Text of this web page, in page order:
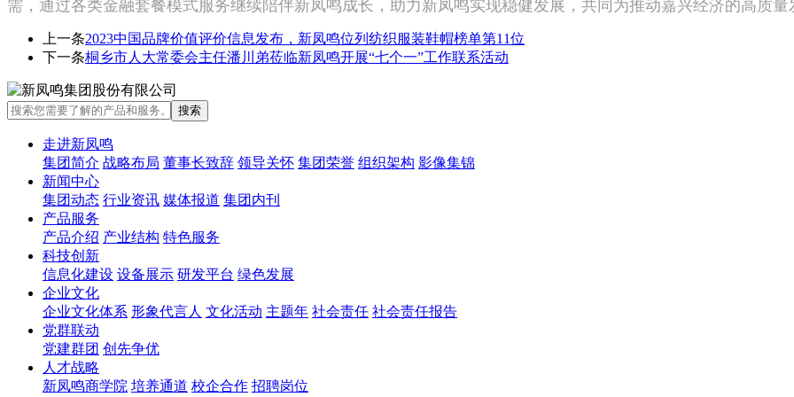
需，通过各类金融套餐模式服务继续陪伴新凤鸣成长，助力新凤鸣实现稳健发展，共同为推动嘉兴经济的高质量
上一条2023中国品牌价值评价信息发布，新凤鸣位列纺织服装鞋帽榜单第11位
下一条桐乡市人大常委会主任潘川弟莅临新凤鸣开展“七个一”工作联系活动
走进新凤鸣
集团简介 战略布局 董事长致辞 领导关怀 集团荣誉 组织架构 影像集锦
新闻中心
集团动态 行业资讯 媒体报道 集团内刊
产品服务
产品介绍 产业结构 特色服务
科技创新
信息化建设 设备展示 研发平台 绿色发展
企业文化
企业文化体系 形象代言人 文化活动 主题年 社会责任 社会责任报告
党群联动
党建群团 创先争优
人才战略
新凤鸣商学院 培养通道 校企合作 招聘岗位